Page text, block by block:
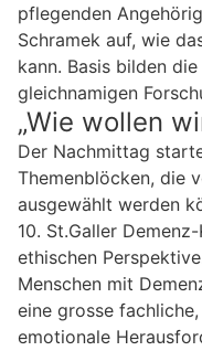
pflegenden
Schramek auf, wie
kann. Basis bilden
gleichnamigen
„Wie wollen
Der Nachmittag
Themenblöcken, die
ausgewählt werden
10. St.Galler
ethischen
Menschen mit
eine grosse
emotionale